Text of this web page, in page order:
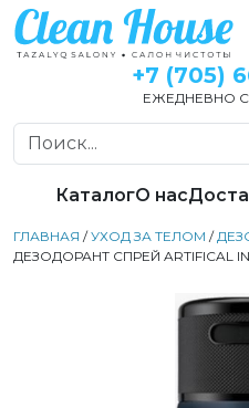
+7 (705)
ЕЖЕДНЕВНО С
КаталогО нас
ГЛАВНАЯ /УХОД ЗА ТЕЛОМ /
ДЕЗОДОРАНТ СПРЕЙ ARTIFICAL